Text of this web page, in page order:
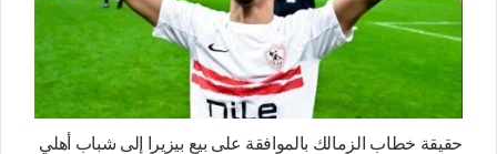
حقيقة خطاب الزمالك بالموافقة على بيع بيزيرا إلى شباب أهلي